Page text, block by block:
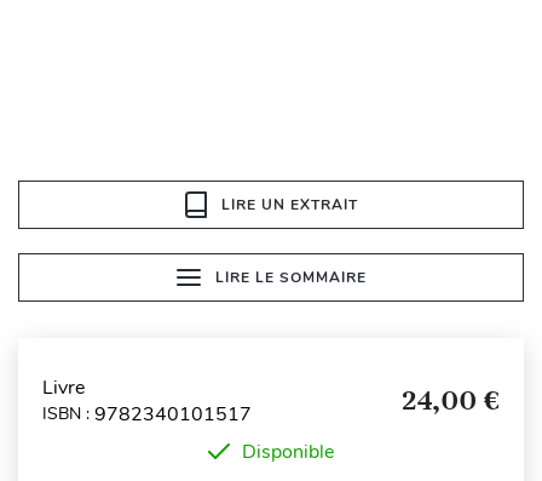
LIRE UN EXTRAIT
LIRE LE SOMMAIRE
Livre
ISBN : 9782340101517 24,00 €
Disponible